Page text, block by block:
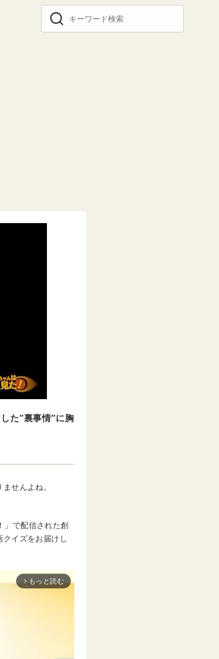
た”裏事情”に胸
せんよね。
」で配信された創
イズをお届けし
arrow_forward_ios もっと読む